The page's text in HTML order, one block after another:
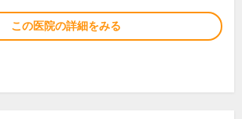
この医院の詳細をみる